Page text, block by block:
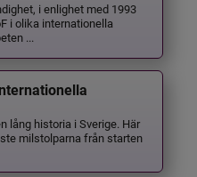
i enlighet med 1993
i olika internationella
...
lång historia i Sverige. Här
milstolparna från starten